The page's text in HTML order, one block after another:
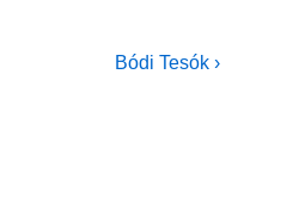
Next
Bódi Tesók ›